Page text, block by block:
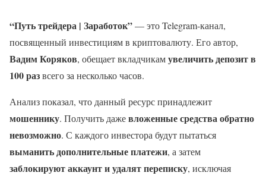
“Путь трейдера | Заработок”— это Telegram-канал,
посвященный инвестициям в криптовалюту. Его автор,
Вадим Коряков, обещает вкладчикамувеличить депозит в
100 развсего за несколько часов.
Анализ показал, что данный ресурс принадлежит
мошеннику. Получить дажевложенные средства обратно
невозможно. С каждого инвестора будут пытаться
выманить дополнительные платежи, а затем
заблокируют аккаунт и удалят переписку, исключая